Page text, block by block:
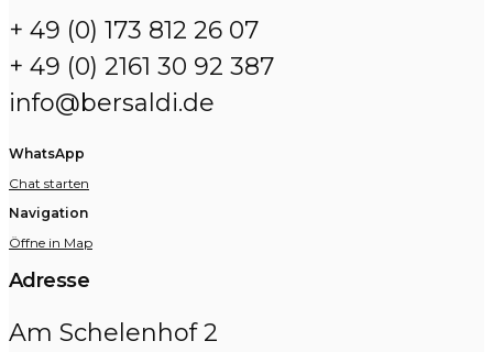
+ 49 (0) 173 812 26 07
+ 49 (0) 2161 30 92 387
info@bersaldi.de
WhatsApp
Chat starten
Navigation
Öffne in Map
Adresse
Am Schelenhof 2